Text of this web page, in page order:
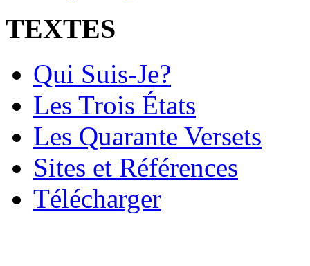
TEXTES
Qui Suis-Je?
Les Trois États
Les Quarante Versets
Sites et Références
Télécharger